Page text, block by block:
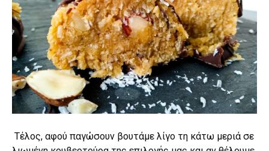
Τέλος, αφού παγώσουν βουτάμε λίγο τη κάτω μεριά σε